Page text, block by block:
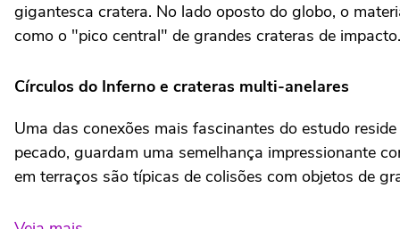
gigantesca cratera. No lado oposto do globo, o
como o "pico central" de grandes crateras de impacto.
Círculos do Inferno e crateras multi-anelares
Uma das conexões mais fascinantes do estudo
pecado, guardam uma semelhança impressionante
em terraços são típicas de colisões com objetos de